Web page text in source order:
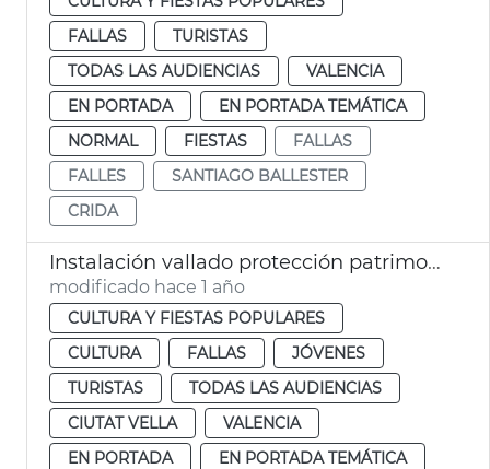
FALLAS
TURISTAS
TODAS LAS AUDIENCIAS
VALENCIA
EN PORTADA
EN PORTADA TEMÁTICA
NORMAL
FIESTAS
FALLAS
FALLES
SANTIAGO BALLESTER
CRIDA
Instalación vallado protección patrimonio histórico Fallas València
modificado hace 1 año
CULTURA Y FIESTAS POPULARES
CULTURA
FALLAS
JÓVENES
TURISTAS
TODAS LAS AUDIENCIAS
CIUTAT VELLA
VALENCIA
EN PORTADA
EN PORTADA TEMÁTICA